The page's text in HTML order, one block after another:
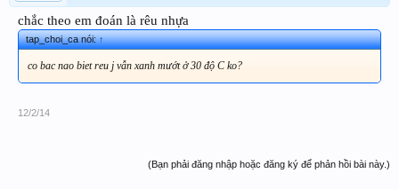
chắc theo em đoán là rêu nhựa
tap_choi_ca nói:↑
co bac nao biet reu j vẫn xanh mướt ở 30 độ C ko?
12/2/14
(Bạn phải đăng nhập hoặc đăng ký để phản hồi bài này.)